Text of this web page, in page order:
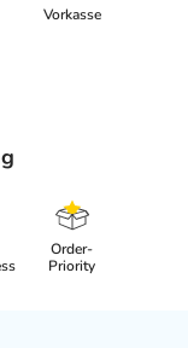
Vorkasse
Order-
Priority